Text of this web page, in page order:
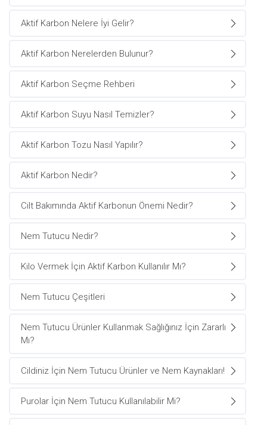
Aktif Karbon Nelere İyi Gelir?
Aktif Karbon Nerelerden Bulunur?
Aktif Karbon Seçme Rehberi
Aktif Karbon Suyu Nasıl Temizler?
Aktif Karbon Tozu Nasıl Yapılır?
Aktif Karbon Nedir?
Cilt Bakımında Aktif Karbonun Önemi Nedir?
Nem Tutucu Nedir?
Kilo Vermek İçin Aktif Karbon Kullanılır Mı?
Nem Tutucu Çeşitleri
Nem Tutucu Ürünler Kullanmak Sağlığınız İçin Zararlı
Mı?
Cildiniz İçin Nem Tutucu Ürünler ve Nem Kaynakları!
Purolar İçin Nem Tutucu Kullanılabilir Mi?